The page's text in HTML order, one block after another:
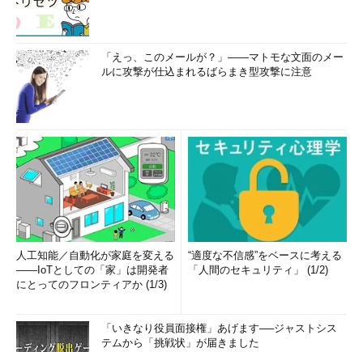
ることで、障害の対処方法をある程度までは系統立てることがで
きます。そこで、システム障害の症状を次のように分類してみま
しょう。
ファシリティのトラブル
もちろん実際に発生した障害を切り分けるにはもっと詳細に系
統立てる必要がありますが、ここでは少し大ざっぱに考えてみる
ことにしましょう。
ネットワークの疎通が確認できない
最も発見しやすいシステム障害は、ネットワークの疎通断とい
もありますが、システム内のユーザーの多くが利用する外部との
ゲートウェイや、グループウェアなどとの疎通が途絶えると、障
「えっ、このメールが？」――マトモな文面のメー
ルに攻撃が仕込まれるばらまき型攻撃に注意
人工知能／自動化が家庭を変える
――IoTとしての「家」は開発者
にとってのフロンティアか (1/3)
“適度な不信感”をベースに考える
「人間のセキュリティ」 (1/2)
「いきなり役員面接権」あげます──ジャストシス
テムから「挑戦状」が届きました